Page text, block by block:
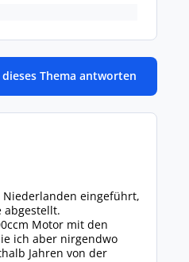
Thema antworten
Niederlanden eingeführt,
abgestellt.
Motor mit den
ich aber nirgendwo
Jahren von der